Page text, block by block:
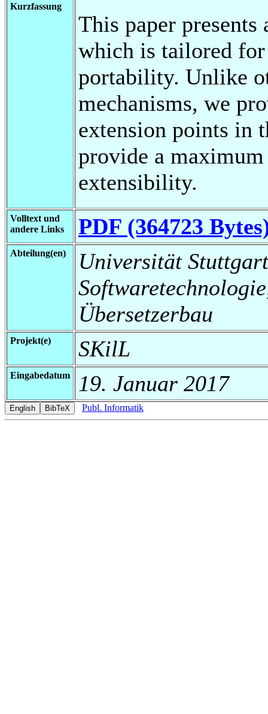
Kurzfassung
This paper
which is tailored
portability. Unlike
mechanisms, we
extension points in
provide a
extensibility.
Volltext und
andere Links
PDF (364723
Abteilung(en)
Universität
Übersetzerbau
Projekt(e) SKilL
Eingabedatum 19. Januar 2017
Publ. Informatik